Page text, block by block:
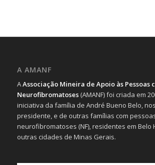
A AMANF
AAssociação Mineira de Apoio às Pessoas
Neurofibromatoses(AMANF) foi criada em
iniciativa da família de André Bueno Belo,
presidente, e de outras famílias com
neurofibromatoses (NF), residentes em Belo
outras cidades de Minas Gerais.